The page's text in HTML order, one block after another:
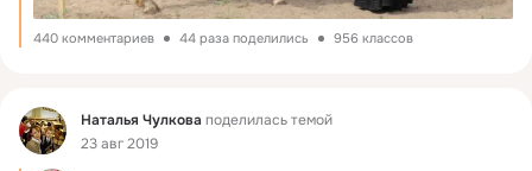
440 комментариев 44 раза поделились 956 классов
Фид Наталья Чулкова поделилась темой
23 авг 2019